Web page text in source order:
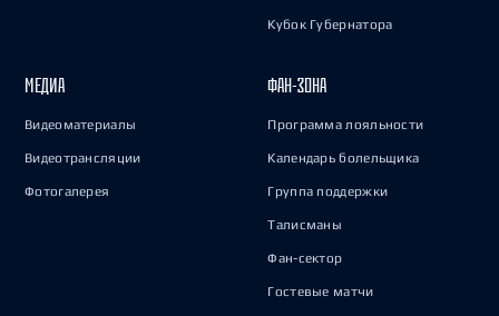
Кубок Губернатора
МЕДИА
Видеоматериалы
Видеотрансляции
Фотогалерея
ФАН-ЗОНА
Программа лояльности
Календарь болельщика
Группа поддержки
Талисманы
Фан-сектор
Гостевые матчи